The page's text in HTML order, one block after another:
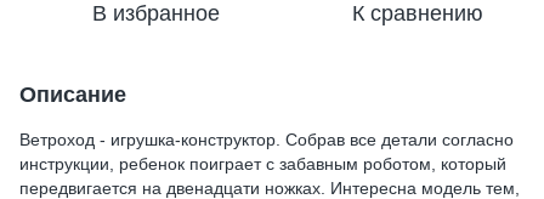
В избранное К сравнению
Описание
Ветроход - игрушка-конструктор. Собрав все детали согласно
инструкции, ребенок поиграет с забавным роботом, который
передвигается на двенадцати ножках. Интересна модель тем,